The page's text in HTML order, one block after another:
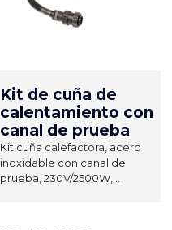
Kit de cuña de
calentamiento con
canal de prueba
Kit cuña calefactora, acero
inoxidable con canal de
prueba, 230V/2500W,...